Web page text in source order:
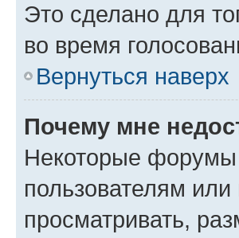
Это сделано для
во время
Вернуться наверх
Почему мне
Некоторые форумы
пользователям
просматривать,